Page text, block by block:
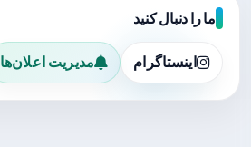
ما را دنبال کنید
اینستاگرام مدیریت اعلان‌ها